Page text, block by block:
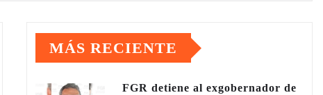
MÁS RECIENTE
FGR detiene al exgobernador de